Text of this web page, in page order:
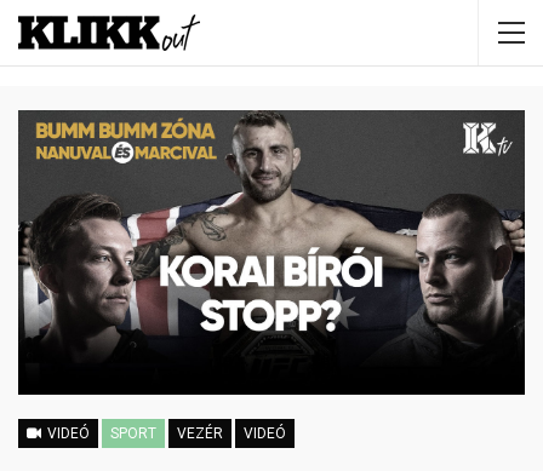
VIDEÓ SPORT VEZÉR VIDEÓ